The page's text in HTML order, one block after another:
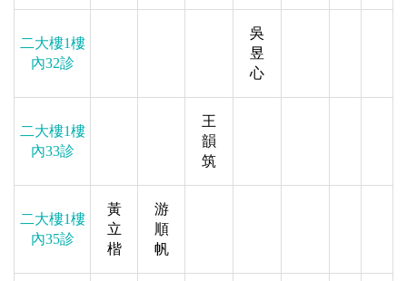
二大樓1樓
內32診
吳
昱
心
二大樓1樓
內33診
王
韻
筑
二大樓1樓
內35診
黃
立
楷
游
順
帆